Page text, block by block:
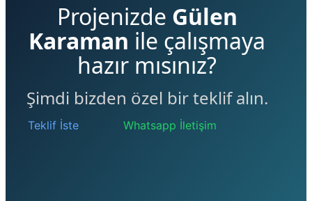
Projenizde Gülen
Karaman ile çalışmaya
hazır mısınız?
Şimdi bizden özel bir teklif alın.
Teklif İste Whatsapp İletişim